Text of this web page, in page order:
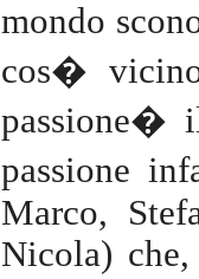
mondo
cos�
passione�
passione
Marco,
Nicola)